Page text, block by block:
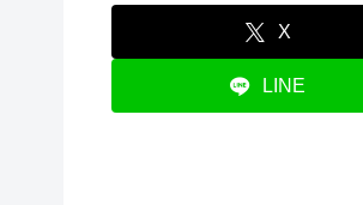
X
LINE